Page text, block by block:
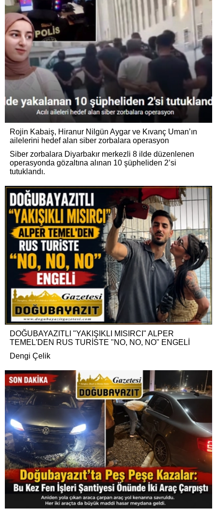
Rojin Kabaiş, Hiranur Nilgün Aygar ve Kıvanç Uman’ın
ailelerini hedef alan siber zorbalara operasyon
Siber zorbalara Diyarbakır merkezli 8 ilde düzenlenen
operasyonda gözaltına alınan 10 şüpheliden 2’si
tutuklandı.
DOĞUBAYAZITLI "YAKIŞIKLI MISIRCI" ALPER
TEMEL'DEN RUS TURİSTE "NO, NO, NO" ENGELİ
Dengi Çelik